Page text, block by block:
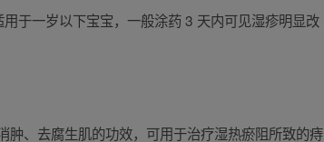
于一岁以下宝宝，一般涂药 3 天内可见湿疹明显改
、去腐生肌的功效，可用于治疗湿热瘀阻所致的痔